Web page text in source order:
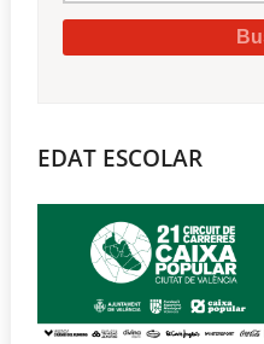
EDAT ESCOLAR